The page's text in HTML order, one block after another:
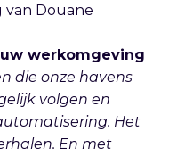
van Douane
werkomgeving
die onze havens
volgen en
Het
En met